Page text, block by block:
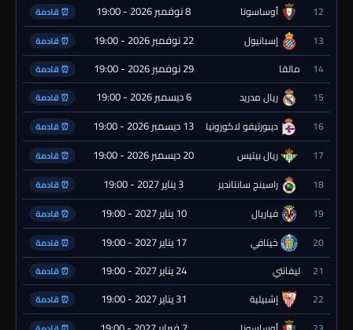
12 أوساسونا 8 نوفمبر 2026 - 19:00 ⏰ قادمة
13 إسبانيول 22 نوفمبر 2026 - 19:00 ⏰ قادمة
14 مالقا 29 نوفمبر 2026 - 19:00 ⏰ قادمة
15 ريال مدريد 6 ديسمبر 2026 - 19:00 ⏰ قادمة
16 ديبورتيفو لاكورونيا 13 ديسمبر 2026 - 19:00 ⏰ قادمة
17 ريال بيتيس 20 ديسمبر 2026 - 19:00 ⏰ قادمة
18 راسينج سانتاندير 3 يناير 2027 - 19:00 ⏰ قادمة
19 فياريال 10 يناير 2027 - 19:00 ⏰ قادمة
20 خيتافي 17 يناير 2027 - 19:00 ⏰ قادمة
21 ليفانتي 24 يناير 2027 - 19:00 ⏰ قادمة
22 إشبيلية 31 يناير 2027 - 19:00 ⏰ قادمة